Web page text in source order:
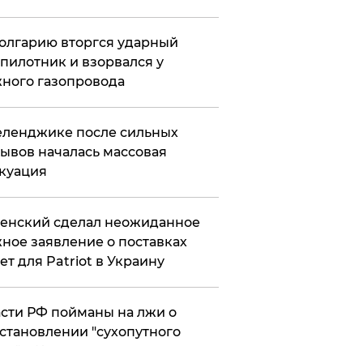
вторгся ударный
и взорвался у
газопровода
после сильных
началась массовая
сделал неожиданное
заявление о поставках
для Patriot в Украину
РФ пойманы на лжи о
"сухопутного